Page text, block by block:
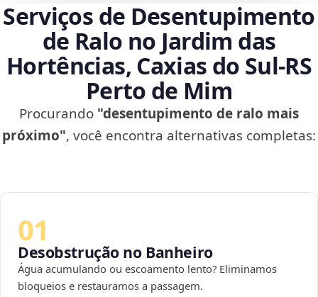
Serviços de Desentupimento
de Ralo no Jardim das
Hortências, Caxias do Sul‑RS
Perto de Mim
Procurando "desentupimento de ralo mais
próximo", você encontra alternativas completas:
01
Desobstrução no Banheiro
Água acumulando ou escoamento lento? Eliminamos
bloqueios e restauramos a passagem.